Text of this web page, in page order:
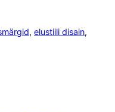
, elustiili disain